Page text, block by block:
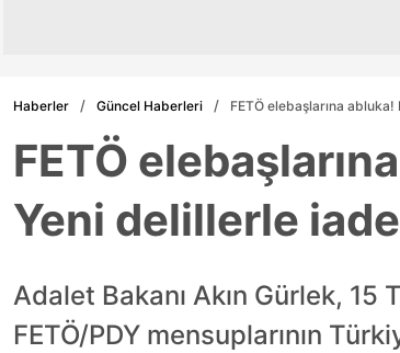
Haberler Güncel Haberleri FETÖ elebaşlarına
FETÖ
Yeni delillerle
Adalet Bakanı Akın Gürlek, 15
FETÖ/PDY mensuplarının